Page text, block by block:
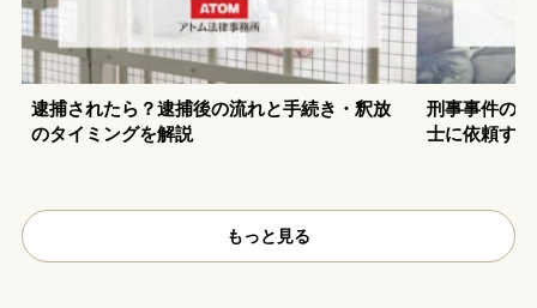
逮捕されたら？逮捕後の流れと手続き・釈放
のタイミングを解説
刑事事件の
士に依頼す
もっと見る